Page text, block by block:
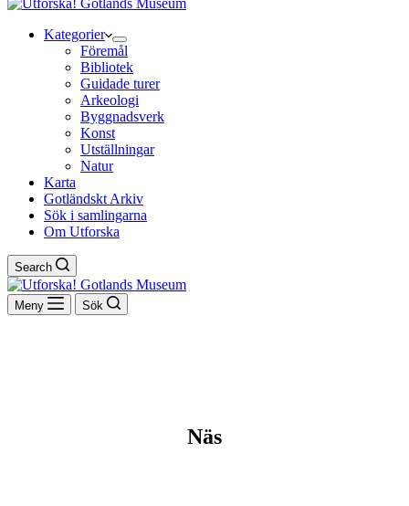
Kategorier
Föremål
Bibliotek
Guidade turer
Arkeologi
Byggnadsverk
Konst
Utställningar
Natur
Karta
Gotländskt Arkiv
Sök i samlingarna
Om Utforska
Search
Meny Sök
Näs